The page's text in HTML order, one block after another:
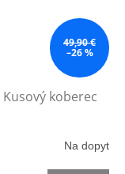
49,90 €
–26 %
Kusový koberec
Na dopyt